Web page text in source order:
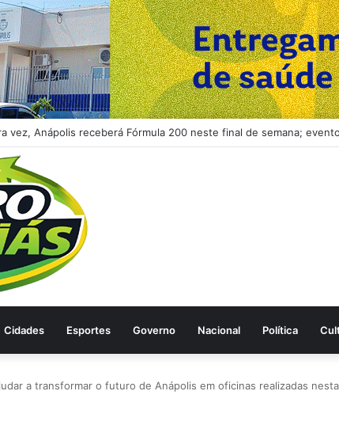
Anápolis simplifica abertura, alteração e baixa de empresas com
Cidades Esportes Governo Nacional Política
a transformar o futuro de Anápolis em oficinas realizadas